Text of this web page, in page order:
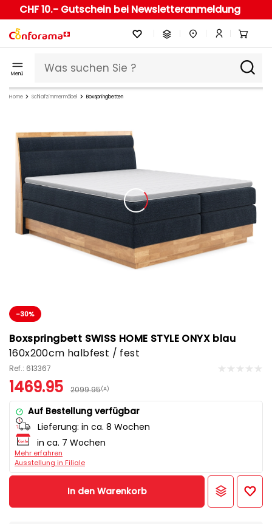
CHF 10.- Gutschein bei Newsletteranmeldung
Menü
Home Schlafzimmermöbel Boxspringbetten
-30%
Boxspringbett SWISS HOME STYLE ONYX blau
160x200cm halbfest / fest
Ref.: 613367
1469.95 2099.95(A)
Auf Bestellung verfügbar
Lieferung: in ca. 8 Wochen
in ca. 7 Wochen
Mehr erfahren
Ausstellung in Filiale
In den Warenkorb